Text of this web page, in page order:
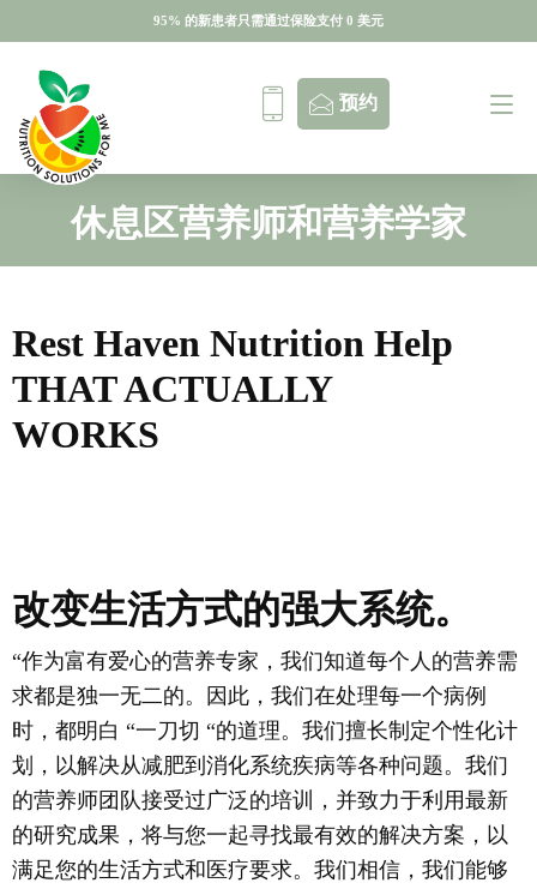
95% 的新患者只需通过保险支付 0 美元
95% 的新患者只需通过保险支付 0 美元
预约
休息区营养师和营养学家
Rest Haven Nutrition Help
THAT ACTUALLY
WORKS
改变生活方式的强大系统。
“作为富有爱心的营养专家，我们知道每个人的营养需
求都是独一无二的。因此，我们在处理每一个病例
时，都明白 “一刀切 “的道理。我们擅长制定个性化计
划，以解决从减肥到消化系统疾病等各种问题。我们
的营养师团队接受过广泛的培训，并致力于利用最新
的研究成果，将与您一起寻找最有效的解决方案，以
满足您的生活方式和医疗要求。我们相信，我们能够